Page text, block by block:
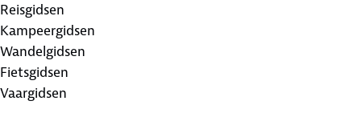
Reisgidsen
Kampeergidsen
Wandelgidsen
Fietsgidsen
Vaargidsen